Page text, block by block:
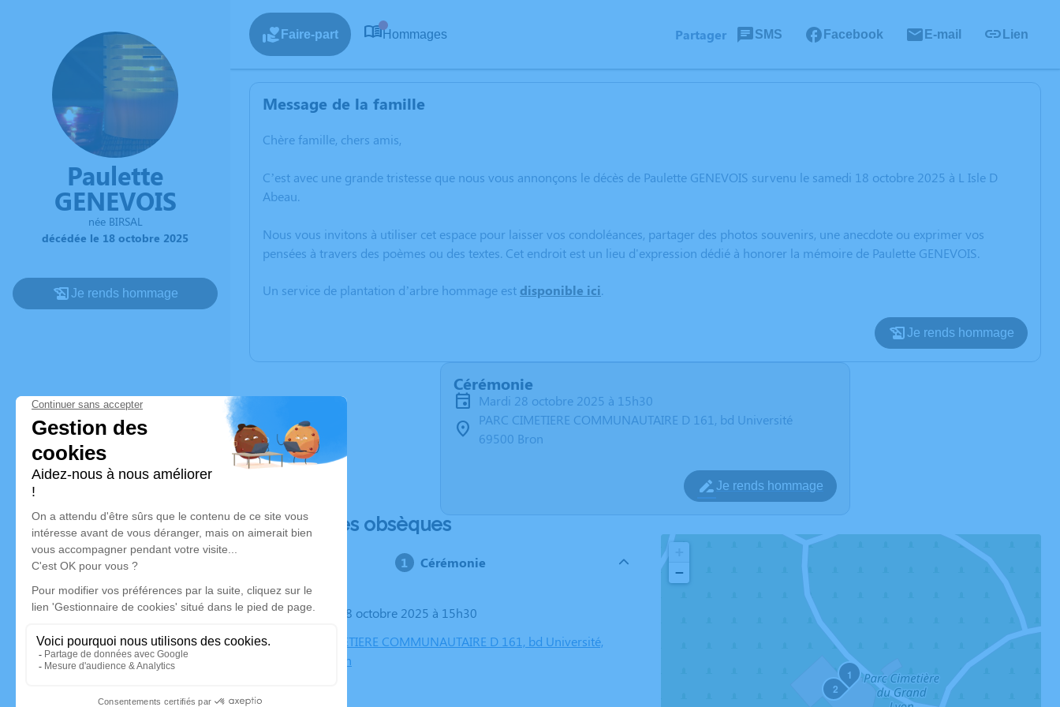
Paulette
GENEVOIS
née BIRSAL
décédée le 18 octobre 2025
Je rends hommage
Faire-part Hommages Partager SMS Facebook E-mail Lien
Message de la famille
Chère famille, chers amis,
C’est avec une grande tristesse que nous vous annonçons le décès de Paulette GENEVOIS survenu le samedi 18 octobre 2025 à L Isle D
Abeau.
Nous vous invitons à utiliser cet espace pour laisser vos condoléances, partager des photos souvenirs, une anecdote ou exprimer vos
pensées à travers des poèmes ou des textes. Cet endroit est un lieu d'expression dédié à honorer la mémoire de Paulette GENEVOIS.
Un service de plantation d’arbre hommage est disponible ici.
Je rends hommage
Cérémonie
mardi 28 octobre 2025 à 15h30
PARC CIMETIERE COMMUNAUTAIRE D 161, bd Université
69500 Bron
Je rends hommage
Déroulé des obsèques
Cérémonie
Le mardi 28 octobre 2025 à 15h30
PARC CIMETIERE COMMUNAUTAIRE D 161, bd Université,
69500 Bron
1
2
−